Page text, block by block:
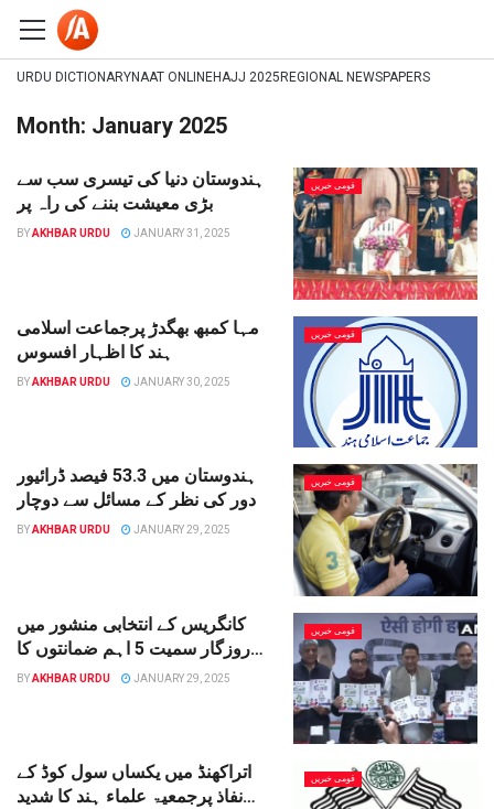
URDU DICTIONARYNAAT ONLINEHAJJ 2025 REGIONAL NEWSPAPERS
Month: January 2025
قومی خبریں
ہندوستان دنیا کی تیسری سب سے
بڑی معیشت بننے کی راہ پر
BYAKHBAR URDU JANUARY 31, 2025
قومی خبریں
مہا کمبھ بھگدڑ پرجماعت اسلامی
ہند کا اظہار افسوس
BYAKHBAR URDU JANUARY 30, 2025
قومی خبریں
ہندوستان میں 53.3 فیصد ڈرائیور
دور کی نظر کے مسائل سے دوچار
BYAKHBAR URDU JANUARY 29, 2025
قومی خبریں
کانگریس کے انتخابی منشور میں
روزگار سمیت 5 اہم ضمانتوں کا
اعلان
BYAKHBAR URDU JANUARY 29, 2025
قومی خبریں
اتراکھنڈ میں یکساں سول کوڈ کے
نفاذ پرجمعیۃ علماء ہند کا شدید